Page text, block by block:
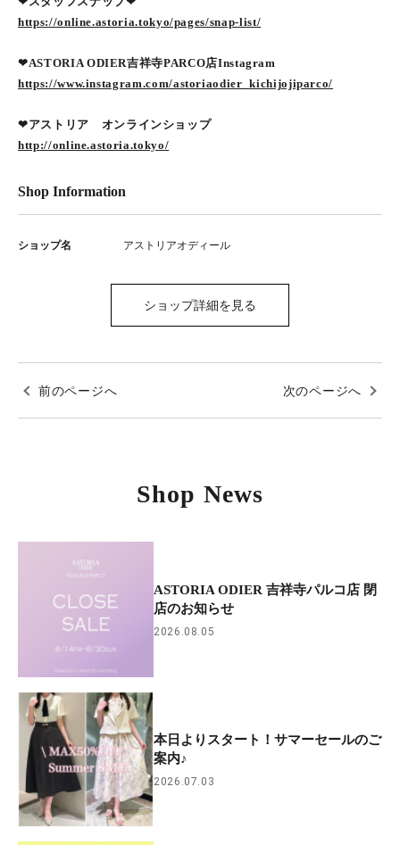
https://online.astoria.tokyo/pages/snap-list/
❤︎ASTORIA ODIER吉祥寺PARCO店Instagram
https://www.instagram.com/astoriaodier_kichijojiparco/
❤︎アストリア オンラインショップ
http://online.astoria.tokyo/
Shop Information
ショップ名 アストリアオディール
ショップ詳細を見る
前のページへ 次のページへ
Shop News
ASTORIA ODIER 吉祥寺パルコ店 閉
店のお知らせ
2026.08.05
本日よりスタート！サマーセールのご
案内♪
2026.07.03